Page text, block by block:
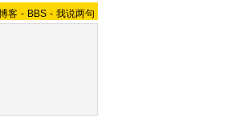
客 - BBS - 我说两句